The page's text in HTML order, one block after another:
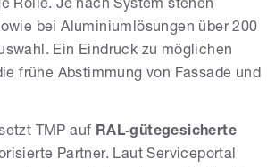
Rolle. Je nach System stehen
bei Aluminiumlösungen über 200
Ein Eindruck zu möglichen
frühe Abstimmung von Fassade und
TMP auf RAL‑gütegesicherte
Partner. Laut Serviceportal